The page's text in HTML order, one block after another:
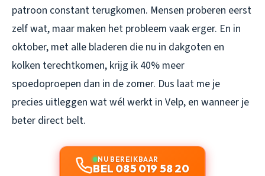
patroon constant terugkomen. Mensen proberen eerst
zelf wat, maar maken het probleem vaak erger. En in
oktober, met alle bladeren die nu in dakgoten en
kolken terechtkomen, krijg ik 40% meer
spoedoproepen dan in de zomer. Dus laat me je
precies uitleggen wat wél werkt in Velp, en wanneer je
beter direct belt.
NU BEREIKBAAR
BEL 085 019 58 20